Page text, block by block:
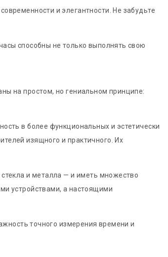
и элегантности. Не забудьте
способны не только выполнять свою
на простом, но гениальном принципе:
в более функциональных и эстетически
изящного и практичного. Их
и металла — и иметь множество
устройствами, а настоящими
точного измерения времени и